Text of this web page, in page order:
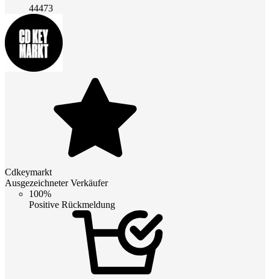
44473
Cdkeymarkt
Ausgezeichneter Verkäufer
100%
Positive Rückmeldung